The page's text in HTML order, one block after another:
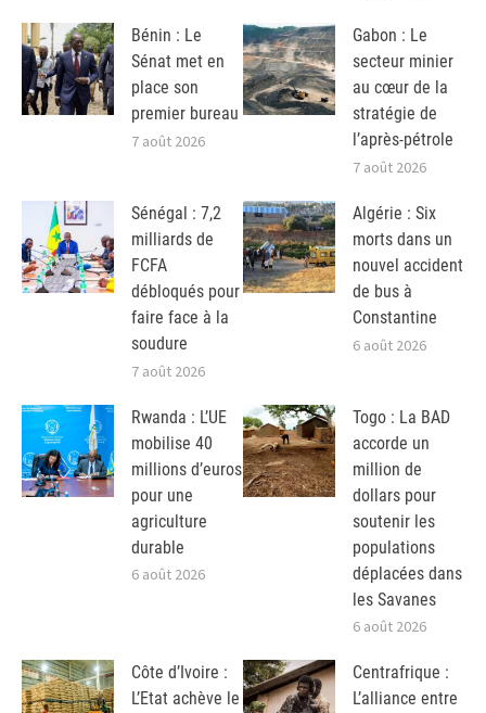
Bénin : Le
Sénat met en
place son
premier bureau
7 août 2026
Gabon : Le
secteur minier
au cœur de la
stratégie de
l’après-pétrole
7 août 2026
Sénégal : 7,2
milliards de
FCFA
débloqués pour
faire face à la
soudure
7 août 2026
Algérie : Six
morts dans un
nouvel accident
de bus à
Constantine
6 août 2026
Rwanda : L’UE
mobilise 40
millions d’euros
pour une
agriculture
durable
6 août 2026
Togo : La BAD
accorde un
million de
dollars pour
soutenir les
populations
déplacées dans
les Savanes
6 août 2026
Côte d’Ivoire :
L’Etat achève le
Centrafrique :
L’alliance entre